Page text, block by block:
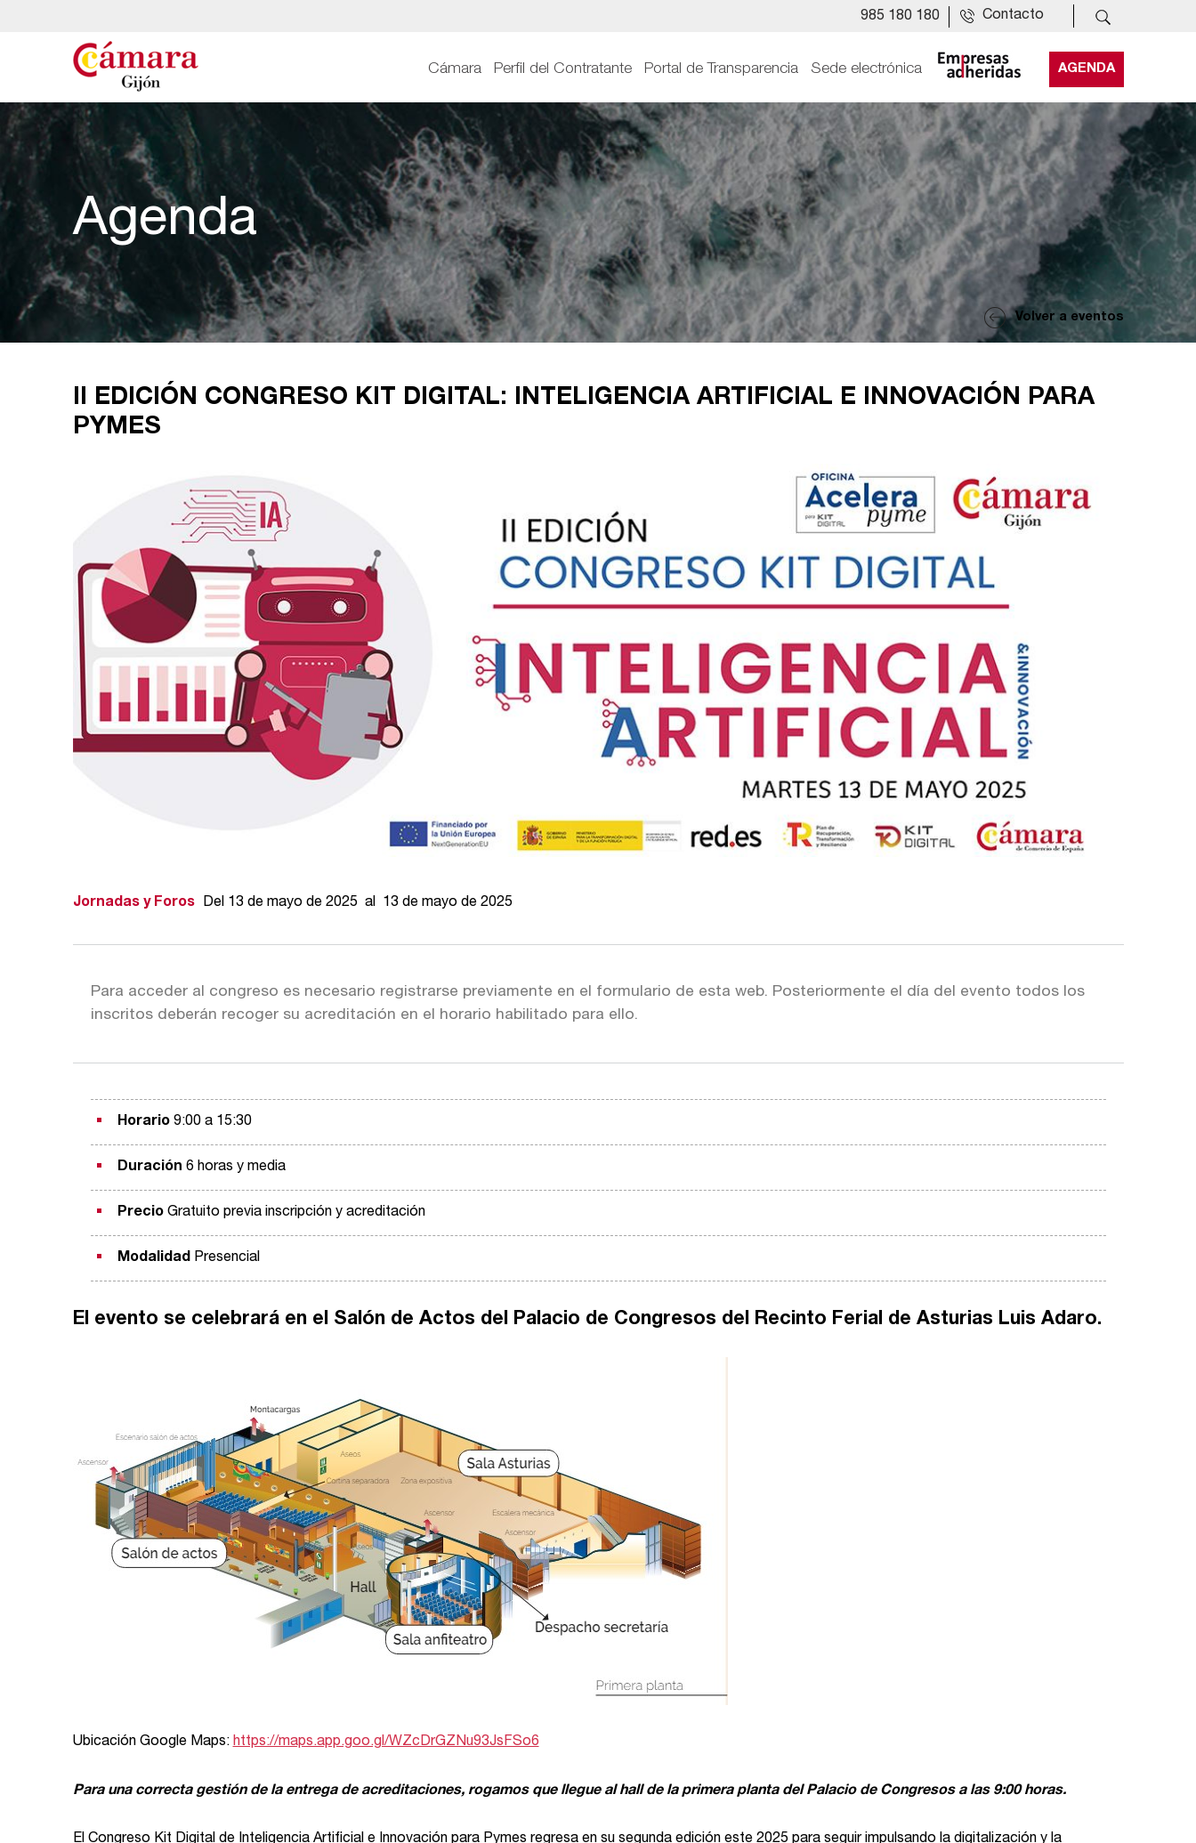
985 180 180 Contacto
Cámara Perfil del Contratante Portal de Transparencia Sede electrónica AGENDA
Agenda
Volver a eventos
II EDICIÓN CONGRESO KIT DIGITAL: INTELIGENCIA ARTIFICIAL E INNOVACIÓN PARA
PYMES
Jornadas y Foros Del 13 de mayo de 2025 al 13 de mayo de 2025
Para acceder al congreso es necesario registrarse previamente en el formulario de esta web. Posteriormente el día del evento todos los
inscritos deberán recoger su acreditación en el horario habilitado para ello.
Horario 9:00 a 15:30
Duración 6 horas y media
Precio Gratuito previa inscripción y acreditación
Modalidad Presencial
El evento se celebrará en el Salón de Actos del Palacio de Congresos del Recinto Ferial de Asturias Luis Adaro.
Ubicación Google Maps: https://maps.app.goo.gl/WZcDrGZNu93JsFSo6
Para una correcta gestión de la entrega de acreditaciones, rogamos que llegue al hall de la primera planta del Palacio de Congresos a las 9:00 horas.
El Congreso Kit Digital de Inteligencia Artificial e Innovación para Pymes regresa en su segunda edición este 2025 para seguir impulsando la digitalización y la